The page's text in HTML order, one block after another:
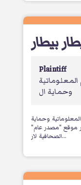
بيطار
Plaintiff
وحماية ال
وحماية
موقع "مصدر عام"
الصحافية لار...